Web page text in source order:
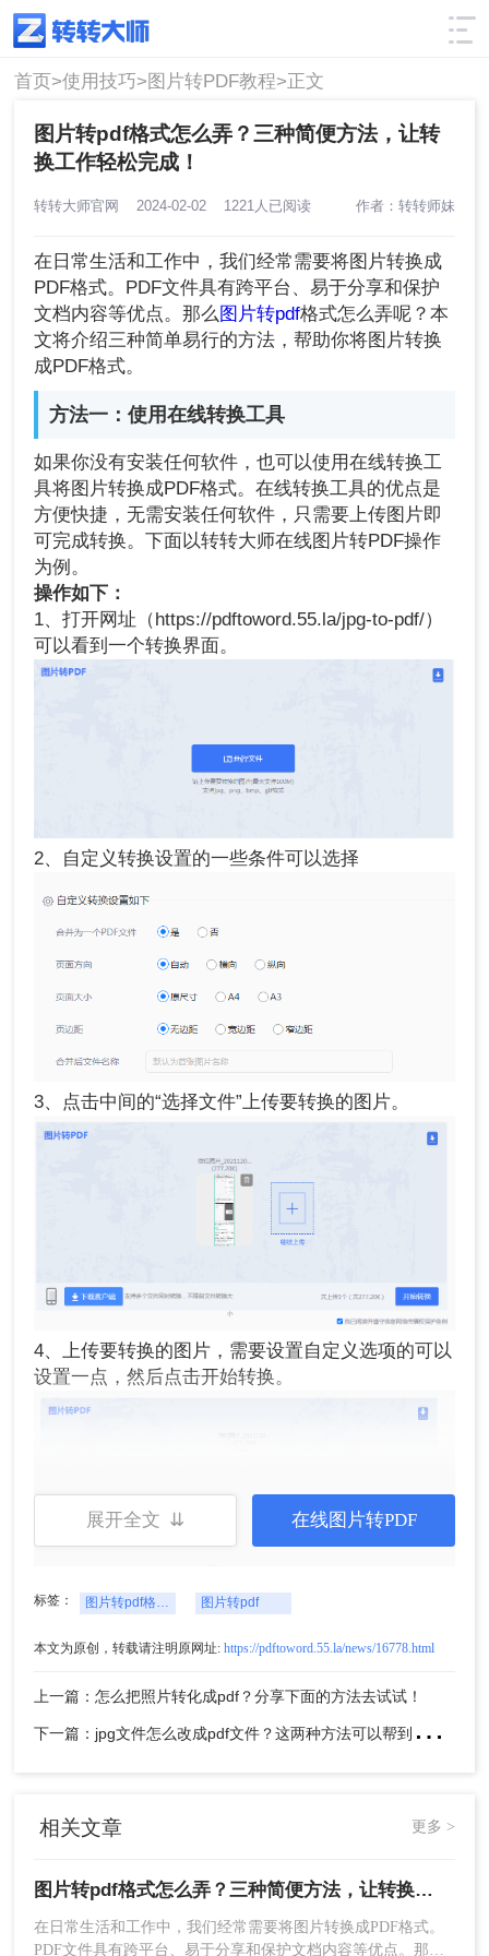
使用技巧 筛选
首页>使用技巧>图片转PDF教程>正文
图片转pdf格式怎么弄？三种简便方法，让转
换工作轻松完成！
转转大师官网 2024-02-02 1221人已阅读 作者：转转师妹
在日常生活和工作中，我们经常需要将图片转换成
PDF格式。PDF文件具有跨平台、易于分享和保护
文档内容等优点。那么 图片转pdf格式怎么弄呢？本
文将介绍三种简单易行的方法，帮助你将图片转换
成PDF格式。
方法一：使用在线转换工具
如果你没有安装任何软件，也可以使用在线转换工
具将图片转换成PDF格式。在线转换工具的优点是
方便快捷，无需安装任何软件，只需要上传图片即
可完成转换。下面以转转大师在线图片转PDF操作
为例。
操作如下：
1、打开网址（https://pdftoword.55.la/jpg-to-pdf/）
可以看到一个转换界面。
2、自定义转换设置的一些条件可以选择
3、点击中间的“选择文件”上传要转换的图片。
4、上传要转换的图片，需要设置自定义选项的可以
设置一点，然后点击开始转换。
5、转换完成，点击立即下载就可以了。
方法二：使用专业的图片转PDF软件
如果你对网络不太放心，或者需要处理大量的图片
Adobe Acrobat、转转大师pdf转换器等。这些软件
还支持一些高级的编辑功能，如添加水印、压缩文
件大小等。下面以转转大师PDF转换器操作为例。
操作如下：
展开全文 ⇊ 在线图片转PDF
标签： 图片转pdf格式怎么弄 图片转pdf
本文为原创，转载请注明原网址: https://pdftoword.55.la/news/16778.html
上一篇：怎么把照片转化成pdf？分享下面的方法去试试！
下
一篇：jpg文件怎么改成pdf文件？这两种方法可以帮到各位！
相关文章 更多 >
图片转pdf格式怎么弄？三种简便方法，让转换工作轻松完成！
在日常生活和工作中，我们经常需要将图片转换成PDF格式。
PDF文件具有跨平台、易于分享和保护文档内容等优点。那么